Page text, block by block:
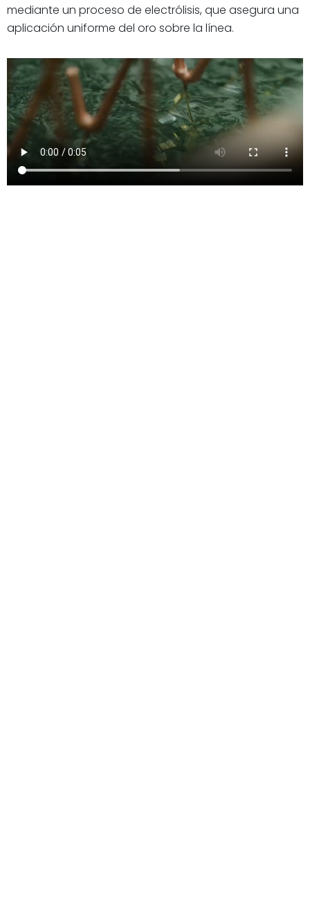
mediante un proceso de electrólisis, que asegura una
aplicación uniforme del oro sobre la línea.